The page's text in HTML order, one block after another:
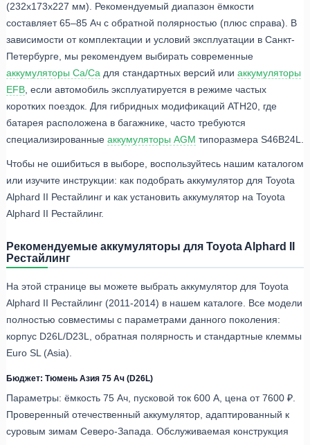
(232x173x227 мм). Рекомендуемый диапазон ёмкости
составляет 65–85 Ач с обратной полярностью (плюс справа). В
зависимости от комплектации и условий эксплуатации в Санкт-
Петербурге, мы рекомендуем выбирать современные
аккумуляторы Ca/Ca для стандартных версий или аккумуляторы
EFB , если автомобиль эксплуатируется в режиме частых
коротких поездок. Для гибридных модификаций ATH20, где
батарея расположена в багажнике, часто требуются
специализированные аккумуляторы AGM типоразмера S46B24L.
Чтобы не ошибиться в выборе, воспользуйтесь нашим каталогом
или изучите инструкции: как подобрать аккумулятор для Toyota
Alphard II Рестайлинг и как установить аккумулятор на Toyota
Alphard II Рестайлинг.
Рекомендуемые аккумуляторы для Toyota Alphard II
Рестайлинг
На этой странице вы можете выбрать аккумулятор для Toyota
Alphard II Рестайлинг (2011-2014) в нашем каталоге. Все модели
полностью совместимы с параметрами данного поколения:
корпус D26L/D23L, обратная полярность и стандартные клеммы
Euro SL (Asia).
Бюджет: Тюмень Азия 75 Ач (D26L)
Параметры: ёмкость 75 Ач, пусковой ток 600 А, цена от 7600 ₽.
Проверенный отечественный аккумулятор, адаптированный к
суровым зимам Северо-Запада. Обслуживаемая конструкция